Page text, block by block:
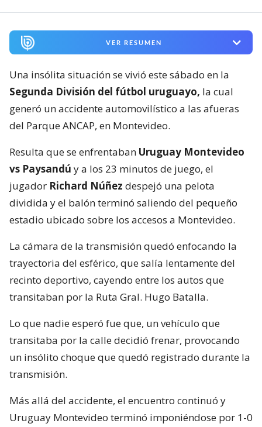
VER RESUMEN
Una insólita situación se vivió este sábado en la
Segunda División del fútbol uruguayo, la cual
generó un accidente automovilístico a las afueras
del Parque ANCAP, en Montevideo.
Resulta que se enfrentaban Uruguay Montevideo
vs Paysandú y a los 23 minutos de juego, el
jugador Richard Núñez despejó una pelota
dividida y el balón terminó saliendo del pequeño
estadio ubicado sobre los accesos a Montevideo.
La cámara de la transmisión quedó enfocando la
trayectoria del esférico, que salía lentamente del
recinto deportivo, cayendo entre los autos que
transitaban por la Ruta Gral. Hugo Batalla.
Lo que nadie esperó fue que, un vehículo que
transitaba por la calle decidió frenar, provocando
un insólito choque que quedó registrado durante la
transmisión.
Más allá del accidente, el encuentro continuó y
Uruguay Montevideo terminó imponiéndose por 1-0